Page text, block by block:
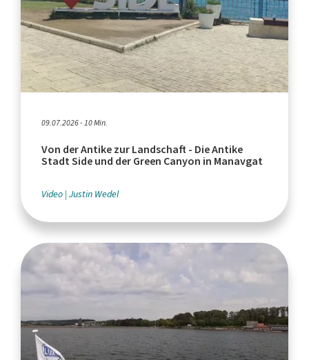
09.07.2026 - 10 Min.
Von der Antike zur Landschaft - Die Antike
Stadt Side und der Green Canyon in Manavgat
Video Justin Wedel